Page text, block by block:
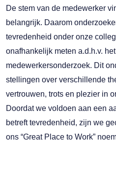
De stem van de medewerker
belangrijk. Daarom
tevredenheid onder onze
onafhankelijk meten a.d.h.v.
medewerkersonderzoek. Dit
stellingen over verschillende
vertrouwen, trots en plezier in
Doordat we voldoen aan een
betreft tevredenheid, zijn we
ons “Great Place to Work”